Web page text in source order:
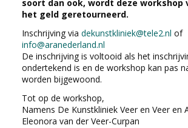
soort dan ook, wordt deze
het geld geretourneerd.
Inschrijving via dekunstkliniek@tele2.nl of
info@aranederland.nl
De inschrijving is voltooid als het
ondertekend is en de workshop kan pas
worden bijgewoond.
Tot op de workshop,
Namens De Kunstkliniek Veer en Veer en
Eleonora van der Veer-Curpan